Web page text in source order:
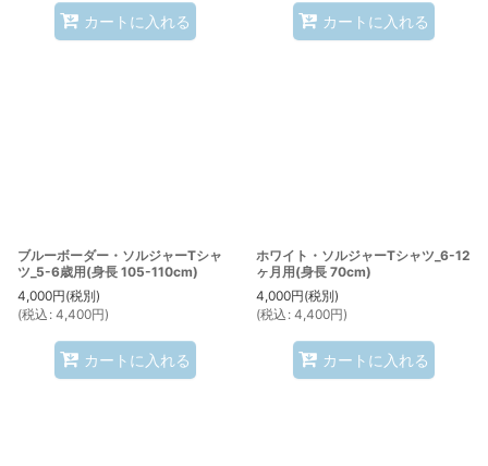
カートに入れる カートに入れる
ブルーボーダー・ソルジャーTシャ
ツ_5-6歳用(身長 105-110cm)
4,000円(税別)
(税込 : 4,400円)
カートに入れる
ホワイト・ソルジャーTシャツ_6-12
ヶ月用(身長 70cm)
4,000円(税別)
(税込 : 4,400円)
カートに入れる